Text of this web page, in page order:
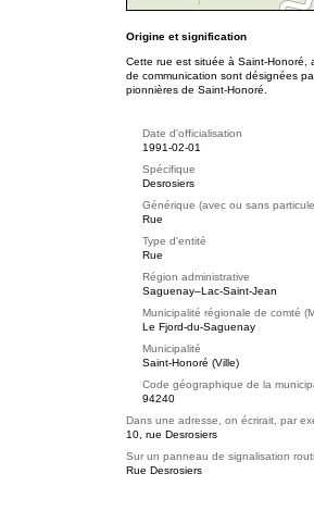
Origine et signification
Cette rue est située à Saint-Honoré,
de communication sont désignées
pionnières de Saint-Honoré.
Date d'officialisation
1991-02-01
Spécifique
Desrosiers
Générique (avec ou sans
Rue
Type d'entité
Rue
Région administrative
Saguenay–Lac-Saint-Jean
Municipalité régionale de comté
Le Fjord-du-Saguenay
Municipalité
Saint-Honoré (Ville)
Code géographique de la
94240
Dans une adresse, on écrirait, par
10, rue Desrosiers
Sur un panneau de signalisation
Rue Desrosiers